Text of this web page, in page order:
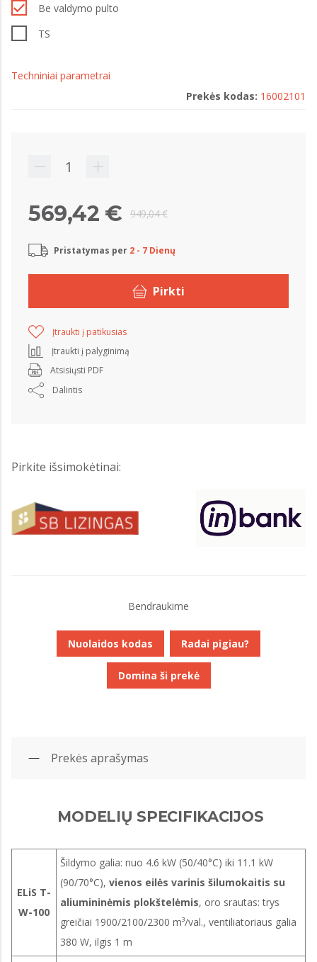
Be valdymo pulto
TS
Techniniai parametrai
Prekės kodas: 16002101
949,04 €
569,42 €
Pristatymas per 2 - 7 Dienų
Pirkti
Įtraukti į patikusias
Įtraukti į palyginimą
Atsisiųsti PDF
Dalintis
Pirkite išsimokėtinai:
Bendraukime
Nuolaidos kodas Radai pigiau?
Domina ši prekė
Prekės aprašymas
MODELIŲ SPECIFIKACIJOS
ELiS T-
W-100
Šildymo galia: nuo 4.6 kW (50/40°C) iki 11.1 kW
(90/70°C), vienos eilės varinis šilumokaitis su
aliumininėmis plokštelėmis, oro srautas: trys
greičiai 1900/2100/2300 m³/val., ventiliatoriaus galia
380 W, ilgis 1 m